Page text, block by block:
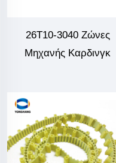
26T10-3040 Ζώνες
Μηχανής Καρδινγκ